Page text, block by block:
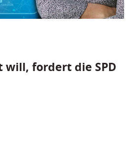
will, fordert die SPD